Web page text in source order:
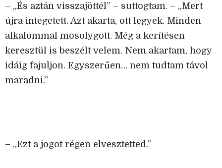
– „És aztán visszajöttél” – suttogtam. – „Mert
újra integetett. Azt akarta, ott legyek. Minden
alkalommal mosolygott. Még a kerítésen
keresztül is beszélt velem. Nem akartam, hogy
idáig fajuljon. Egyszerűen… nem tudtam távol
maradni.”
– „Ezt a jogot régen elvesztetted.”